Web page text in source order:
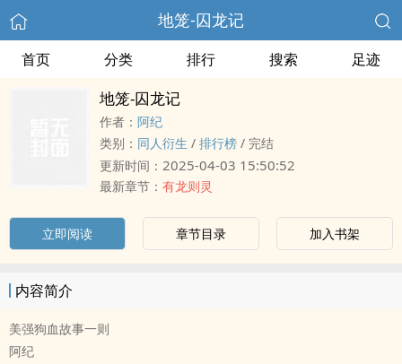
地笼-囚龙记
首页 分类 排行 搜索 足迹
地笼-囚龙记
作者： 阿纪
类别： 同人衍生 / 排行榜 / 完结
更新时间： 2025-04-03 15:50:52
最新章节： 有龙则灵
立即阅读 章节目录 加入书架
内容简介
美强狗血故事一则
阿纪